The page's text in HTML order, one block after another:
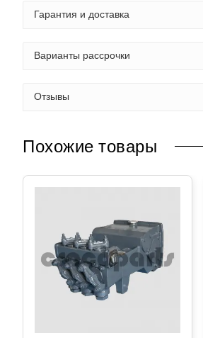
Гарантия и доставка
Варианты рассрочки
Отзывы
Похожие товары